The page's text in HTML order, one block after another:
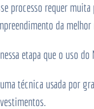
processo requer
da melhor
etapa que o uso do
técnica usada por